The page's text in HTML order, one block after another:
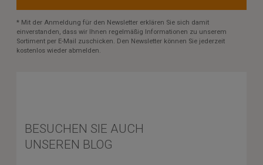
* Mit der Anmeldung für den Newsletter erklären Sie sich damit
einverstanden, dass wir Ihnen regelmäßig Informationen zu unserem
Sortiment per E-Mail zuschicken. Den Newsletter können Sie jederzeit
kostenlos wieder abmelden.
BESUCHEN SIE AUCH
UNSEREN BLOG